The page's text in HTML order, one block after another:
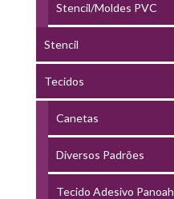
Stencil/Moldes PVC
Stencil
Tecidos
Canetas
Diversos Padrões
Tecido Adesivo Panoah